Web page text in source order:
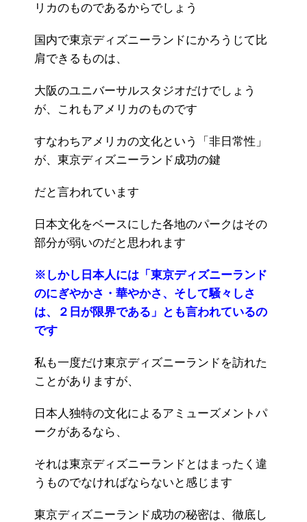
リカのものであるからでしょう
国内で東京ディズニーランドにかろうじて比
肩できるものは、
大阪のユニバーサルスタジオだけでしょう
が、これもアメリカのものです
すなわちアメリカの文化という「非日常性」
が、東京ディズニーランド成功の鍵
だと言われています
日本文化をベースにした各地のパークはその
部分が弱いのだと思われます
※しかし日本人には「東京ディズニーランド
のにぎやかさ・華やかさ、そして騒々しさ
は、２日が限界である」とも言われているの
です
私も一度だけ東京ディズニーランドを訪れた
ことがありますが、
日本人独特の文化によるアミューズメントパ
ークがあるなら、
それは東京ディズニーランドとはまったく違
うものでなければならないと感じます
東京ディズニーランド成功の秘密は、徹底し